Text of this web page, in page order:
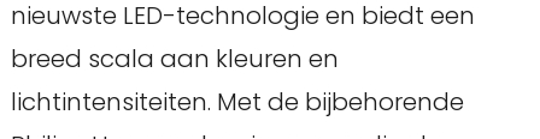
nieuwste LED-technologie en biedt een
breed scala aan kleuren en
lichtintensiteiten. Met de bijbehorende